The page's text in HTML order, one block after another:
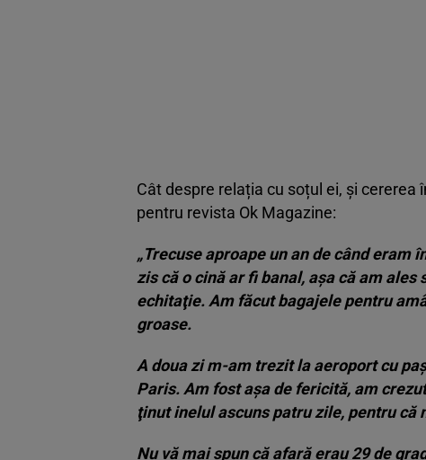
Cât despre relația cu soțul ei, și cererea
pentru revista Ok Magazine:
„Trecuse aproape un an de când eram
zis că o cină ar fi banal, aşa că am
echitaţie. Am făcut bagajele pentru
groase.
A doua zi m-am trezit la aeroport cu
Paris. Am fost aşa de fericită, am
ţinut inelul ascuns patru zile, pentru că
Nu vă mai spun că afară erau 29 de